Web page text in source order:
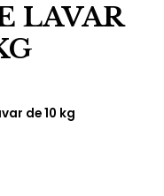
LAVAR
de 10 kg